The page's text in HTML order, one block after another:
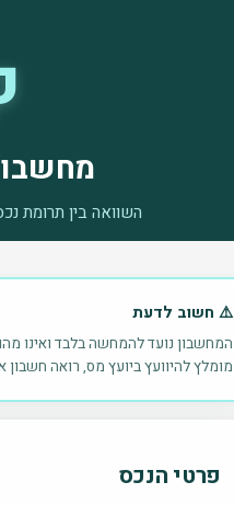
השוואה בין תרומת
⚠️ חשוב לדעת
המחשבון נועד להמחשה בלבד ואינו
מומלץ להיוועץ ביועץ מס, רואה חשבון
פרטי הנכס